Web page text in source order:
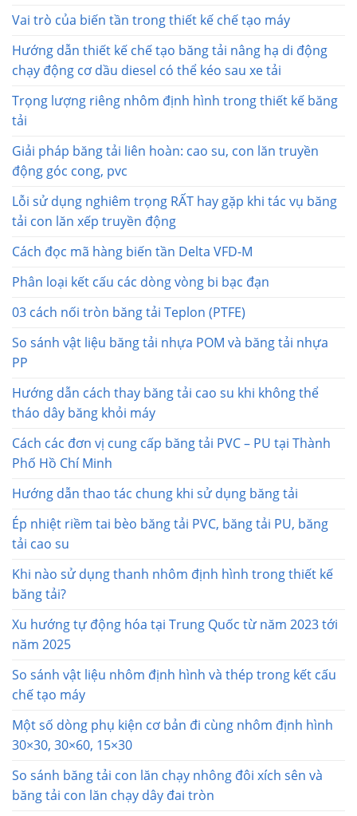
Vai trò của biến tần trong thiết kế chế tạo máy
Hướng dẫn thiết kế chế tạo băng tải nâng hạ di động
chạy động cơ dầu diesel có thể kéo sau xe tải
Trọng lượng riêng nhôm định hình trong thiết kế băng
tải
Giải pháp băng tải liên hoàn: cao su, con lăn truyền
động góc cong, pvc
Lỗi sử dụng nghiêm trọng RẤT hay gặp khi tác vụ băng
tải con lăn xếp truyền động
Cách đọc mã hàng biến tần Delta VFD-M
Phân loại kết cấu các dòng vòng bi bạc đạn
03 cách nối tròn băng tải Teplon (PTFE)
So sánh vật liệu băng tải nhựa POM và băng tải nhựa
PP
Hướng dẫn cách thay băng tải cao su khi không thể
tháo dây băng khỏi máy
Cách các đơn vị cung cấp băng tải PVC – PU tại Thành
Phố Hồ Chí Minh
Hướng dẫn thao tác chung khi sử dụng băng tải
Ép nhiệt riềm tai bèo băng tải PVC, băng tải PU, băng
tải cao su
Khi nào sử dụng thanh nhôm định hình trong thiết kế
băng tải?
Xu hướng tự động hóa tại Trung Quốc từ năm 2023 tới
năm 2025
So sánh vật liệu nhôm định hình và thép trong kết cấu
chế tạo máy
Một số dòng phụ kiện cơ bản đi cùng nhôm định hình
30×30, 30×60, 15×30
So sánh băng tải con lăn chạy nhông đôi xích sên và
băng tải con lăn chạy dây đai tròn